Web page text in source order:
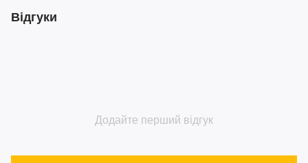
Відгуки
Додайте перший відгук